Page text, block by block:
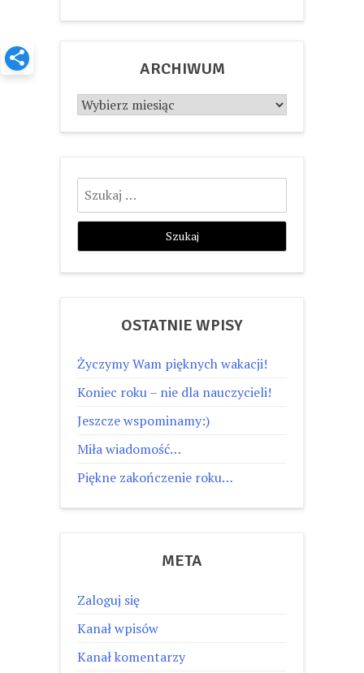
ARCHIWUM
Archiwum
Szukaj:
OSTATNIE WPISY
Życzymy Wam pięknych wakacji!
Koniec roku – nie dla nauczycieli!
Jeszcze wspominamy:)
Miła wiadomość…
Piękne zakończenie roku…
META
Zaloguj się
Kanał wpisów
Kanał komentarzy